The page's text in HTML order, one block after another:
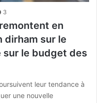
3
en
dirham sur le
sur le budget des
leur tendance à
une nouvelle